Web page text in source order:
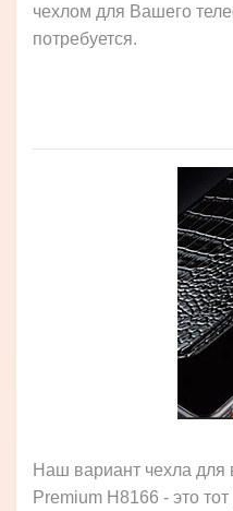
чехлом для Вашего
потребуется.
Наш вариант чехла для
Premium H8166 - это